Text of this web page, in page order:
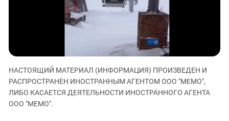
ЗАСТАВЛЯЕТ
КАВКАЗ ЗА ПАЛЕСТИНУ
ИНАКОМЫСЛИЕ В ЧЕЧНЕ
ПРЕСЛЕДОВАНИЕ АКТИВИСТОВ
МОБИЛИЗАЦИЯ И ПРОТЕСТЫ
Калмыкия
Карачаево-Черкесия
Нагорный Карабах
НАСТОЯЩИЙ МАТЕРИАЛ (ИНФОРМАЦИЯ) ПРОИЗВЕДЕН И
РАСПРОСТРАНЕН ИНОСТРАННЫМ АГЕНТОМ ООО "МЕМО",
ЛИБО КАСАЕТСЯ ДЕЯТЕЛЬНОСТИ ИНОСТРАННОГО АГЕНТА
ООО "МЕМО".